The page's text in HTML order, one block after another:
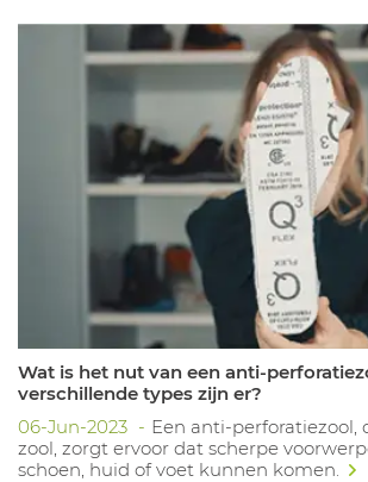
Wat is het nut van een anti-
verschillende types zijn er?
06-Jun-2023
Een anti-perforatiezool,
zool, zorgt ervoor dat scherpe
schoen, huid of voet kunnen komen.